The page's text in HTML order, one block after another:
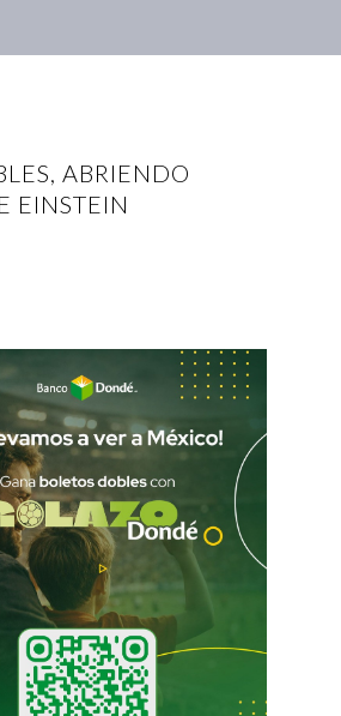
ABRIENDO
EINSTEIN